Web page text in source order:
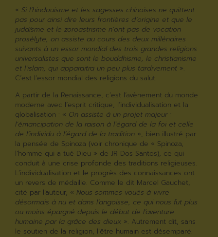
«Si l’hindouisme et les sagesses chinoises ne quittent
pas pour ainsi dire leurs frontières d’origine et que le
judaïsme et le zoroastrisme n’ont pas de vocation
prosélyte, on assiste au cours des deux millénaires
suivants à un essor mondial des trois grandes religions
universalistes que sont le bouddhisme, le christianisme
et l’islam, qui apparaitra un peu plus tardivement ».
C’est l’essor mondial des religions du salut.
A partir de la Renaissance, c’est l’avènement du monde
moderne avec l’esprit critique, l’individualisation et la
globalisation : « On assiste à un projet majeur :
l’émancipation de la raison à l’égard de la foi et celle
de l’individu à l’égard de la tradition », bien illustré par
la pensée de Spinoza (voir chronique de « Spinoza,
l’homme qui a tué Dieu » de JR Dos Santos), ce qui
conduit à une crise profonde des traditions religieuses.
L’individualisation et le progrès des connaissances ont
un revers de médaille. Comme le dit Marcel Gauchet,
cité par l’auteur, «Nous sommes voués à vivre
désormais à nu et dans l’angoisse, ce qui nous fut plus
ou moins épargné depuis le début de l’aventure
humaine par la grâce des dieux ». Autrement dit, sans
le soutien de la religion, l’être humain est désemparé.